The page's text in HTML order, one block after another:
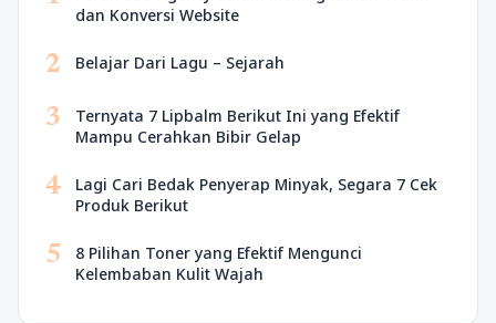
dan Konversi Website
2 Belajar Dari Lagu – Sejarah
3
Ternyata 7 Lipbalm Berikut Ini yang Efektif
Mampu Cerahkan Bibir Gelap
4
Lagi Cari Bedak Penyerap Minyak, Segara 7 Cek
Produk Berikut
5
8 Pilihan Toner yang Efektif Mengunci
Kelembaban Kulit Wajah